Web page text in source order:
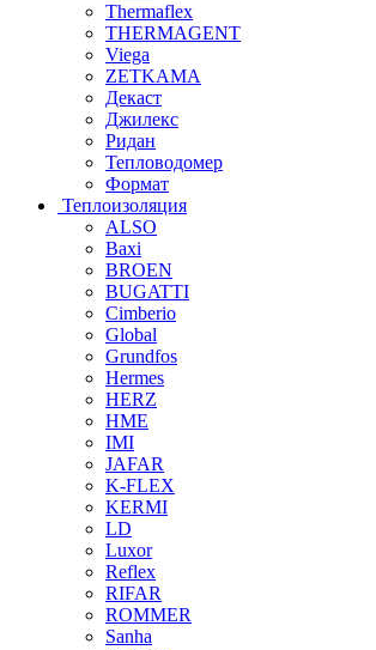
Thermaflex
THERMAGENT
Viega
ZETKAMA
Декаст
Джилекс
Ридан
Тепловодомер
Формат
Теплоизоляция
ALSO
Baxi
BROEN
BUGATTI
Cimberio
Global
Grundfos
Hermes
HERZ
HME
IMI
JAFAR
K-FLEX
KERMI
LD
Luxor
Reflex
RIFAR
ROMMER
Sanha